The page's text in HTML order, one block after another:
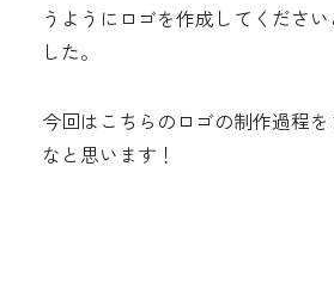
うようにロゴを作成してくださ
した。
今回はこちらのロゴの制作過程
なと思います！